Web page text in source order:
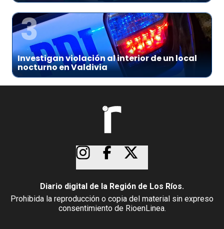
3
Investigan violación al interior de un local
nocturno en Valdivia
Diario digital de la Región de Los Ríos.
Prohibida la reproducción o copia del material sin expreso
consentimiento de RioenLinea.